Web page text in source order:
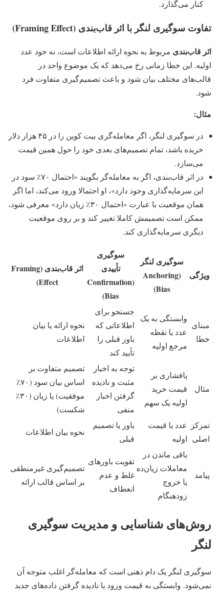
کنار می‌گذارد.
تفاوت سوگیری لنگر با اثر قاب‌بندی (Framing Effect)
اثر قاب‌بندی مربوط به نحوه ارائه اطلاعات است، نه خود عدد
اولیه. این خطا زمانی رخ می‌دهد که یک موضوع واحد در
قالب‌های مختلف بیان شود و باعث تصمیم‌گیری متفاوت فرد
شود.
مثال:
در سوگیری لنگر، اگر معامله‌گری بیت‌ کوین را در ۴۵ هزار دلار
خریده باشد، تمام تصمیم‌های بعدی خود را حول همین قیمت
می‌سازد.
در اثر قاب‌بندی، اگر به معامله‌گر بگویند «احتمال ۷۰٪ سود در
این سرمایه‌گذاری وجود دارد»، او احتمالا ورود می‌کند، اما اگر
همان موقعیت با عبارت «احتمال ۳۰٪ زیان دارد» معرفی شود،
ممکن است تصمیمش کاملا تغییر کند و بر روی موقعیت
دیگری سرمایه‌گذاری کند.
ویژگی
سوگیری لنگر
(Anchoring
Bias)
سوگیری
تأییدی
(Confirmation
Bias)
اثر قاب‌بندی (Framing
Effect)
مبنای
خطا
وابستگی به یک
عدد یا نقطه
مرجع اولیه
جستجو برای
اطلاعاتی که
باور قبلی را
تأیید کند
نحوه ارائه یا بیان
اطلاعات
مثال
پافشاری بر
قیمت خرید
اولیه یک سهم
توجه به اخبار
مثبت و نادیده
گرفتن اخبار
منفی
تصمیم متفاوت بر
اساس بیان سود (۷۰٪
موفقیت) یا زیان (۳۰٪
شکست)
تمرکز
اصلی
عدد یا قیمت
اولیه
باور یا تصمیم
قبلی
نحوه بیان اطلاعات
پیامد
باقی ماندن در
معاملات زیان‌ده
یا خروج
زودهنگام
تقویت باورهای
غلط و عدم
انعطاف
تصمیم‌گیری غیرمنطقی
بر اساس قالب ارائه
روش‌های شناسایی و مدیریت سوگیری
لنگر
سوگیری لنگر یک دام ذهنی است که معامله‌گر اغلب متوجه آن
نمی‌شود. وابستگی به قیمت ورود یا نادیده گرفتن داده‌های جدید